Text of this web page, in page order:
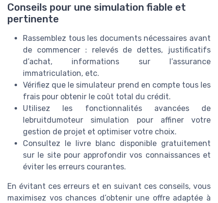
Conseils pour une simulation fiable et
pertinente
Rassemblez tous les documents nécessaires avant
de commencer : relevés de dettes, justificatifs
d’achat, informations sur l’assurance
immatriculation, etc.
Vérifiez que le simulateur prend en compte tous les
frais pour obtenir le coût total du crédit.
Utilisez les fonctionnalités avancées de
lebruitdumoteur simulation pour affiner votre
gestion de projet et optimiser votre choix.
Consultez le livre blanc disponible gratuitement
sur le site pour approfondir vos connaissances et
éviter les erreurs courantes.
En évitant ces erreurs et en suivant ces conseils, vous
maximisez vos chances d’obtenir une offre adaptée à